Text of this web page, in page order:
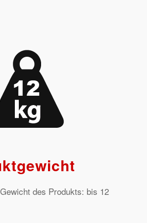
des Produkts: bis 12